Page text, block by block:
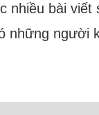
nhiều bài
những người